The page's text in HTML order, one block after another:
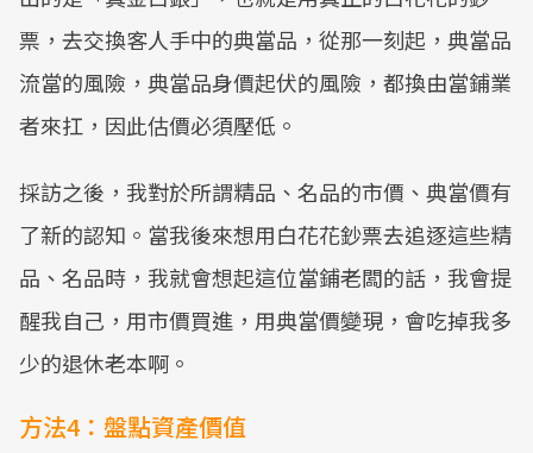
票，去交換客人手中的典當品，從那一刻起，典當品
流當的風險，典當品身價起伏的風險，都換由當鋪業
者來扛，因此估價必須壓低。
採訪之後，我對於所謂精品、名品的市價、典當價有
了新的認知。當我後來想用白花花鈔票去追逐這些精
品、名品時，我就會想起這位當鋪老闆的話，我會提
醒我自己，用市價買進，用典當價變現，會吃掉我多
少的退休老本啊。
方法4：盤點資產價值